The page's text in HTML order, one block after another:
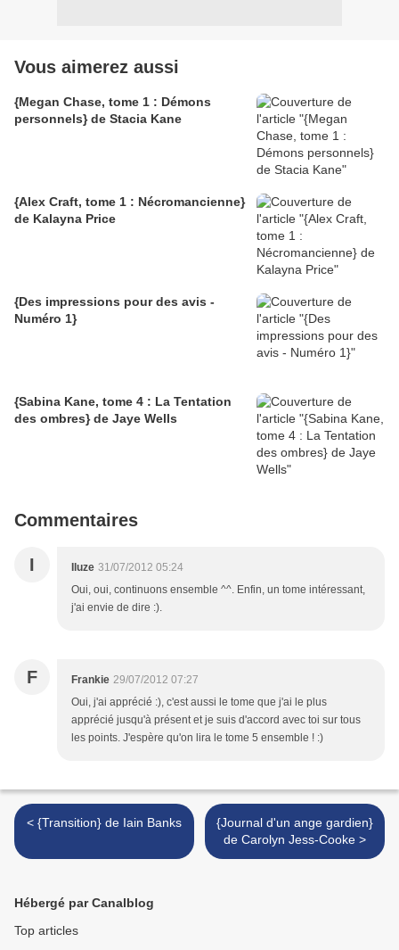
Vous aimerez aussi
{Megan Chase, tome 1 : Démons
personnels} de Stacia Kane
{Alex Craft, tome 1 : Nécromancienne}
de Kalayna Price
{Des impressions pour des avis -
Numéro 1}
{Sabina Kane, tome 4 : La Tentation
des ombres} de Jaye Wells
Commentaires
I Iluze 31/07/2012 05:24
Oui, oui, continuons ensemble ^^. Enfin, un tome intéressant,
j'ai envie de dire :).
F Frankie 29/07/2012 07:27
Oui, j'ai apprécié :), c'est aussi le tome que j'ai le plus
apprécié jusqu'à présent et je suis d'accord avec toi sur tous
les points. J'espère qu'on lira le tome 5 ensemble ! :)
< {Transition} de Iain Banks
{Journal d'un ange gardien}
de Carolyn Jess-Cooke >
Hébergé par Canalblog
Top articles